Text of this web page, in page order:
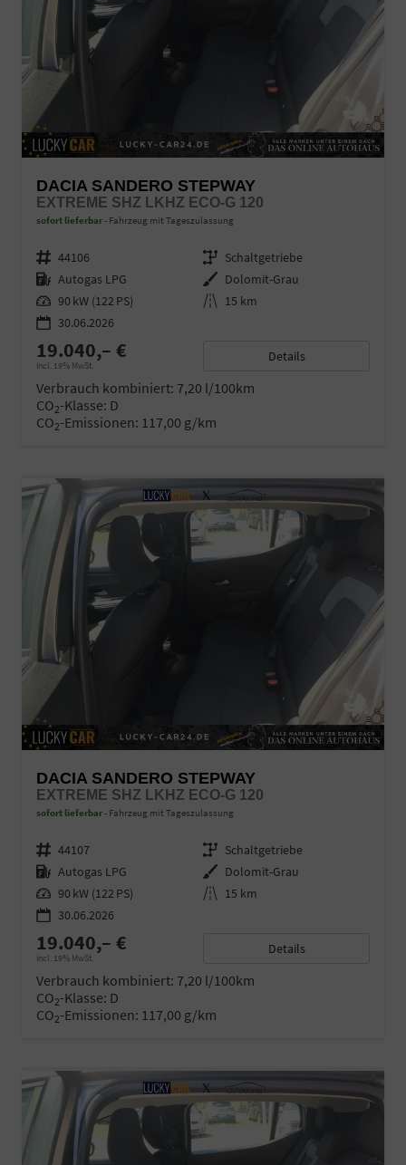
DACIA SANDERO STEPWAY
EXTREME SHZ LKHZ ECO-G 120
sofort lieferbar Fahrzeug mit Tageszulassung
Fahrzeugnr. 44106 Getriebe Schaltgetriebe
Kraftstoff Autogas LPG Außenfarbe Dolomit-Grau
Leistung 90 kW (122 PS) Kilometerstand 15 km
30.06.2026
19.040,– €
incl. 19% MwSt.
Details
Verbrauch kombiniert: 7,20 l/100km
CO2-Klasse: D
CO2-Emissionen: 117,00 g/km
DACIA SANDERO STEPWAY
EXTREME SHZ LKHZ ECO-G 120
sofort lieferbar Fahrzeug mit Tageszulassung
Fahrzeugnr. 44107 Getriebe Schaltgetriebe
Kraftstoff Autogas LPG Außenfarbe Dolomit-Grau
Leistung 90 kW (122 PS) Kilometerstand 15 km
30.06.2026
19.040,– €
incl. 19% MwSt.
Details
Verbrauch kombiniert: 7,20 l/100km
CO2-Klasse: D
CO2-Emissionen: 117,00 g/km